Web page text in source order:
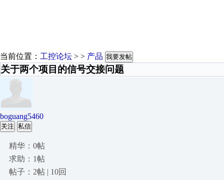
当前位置： 工控论坛 > > 产品 我要发帖
关于两个项目的信号交接问题
boguang5460
关注 私信
精华：0帖
求助：1帖
帖子：2帖 | 10回